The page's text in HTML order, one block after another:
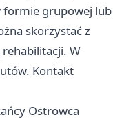
grupowej lub
skorzystać z
W
Kontakt
Ostrowca